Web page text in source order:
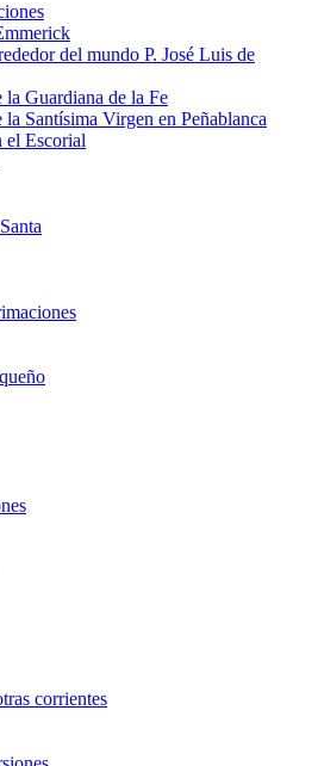
del mundo P. José Luis de
Guardiana de la Fe
Santísima Virgen en Peñablanca
el Escorial
corrientes